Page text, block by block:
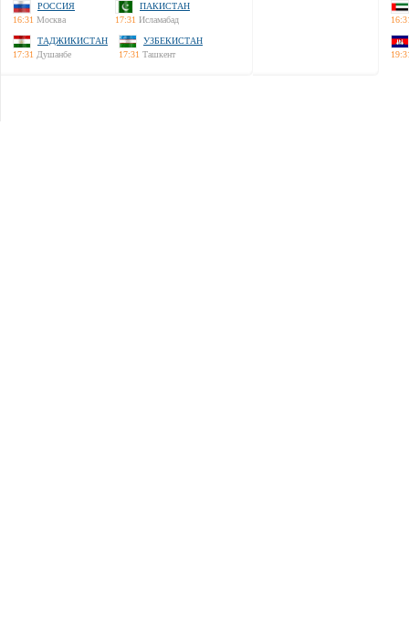
РОССИЯ
16:31 Москва
ПАКИСТАН
17:31 Исламабад
ТАДЖИКИСТАН
17:31 Душанбе
УЗБЕКИСТАН
17:31 Ташкент